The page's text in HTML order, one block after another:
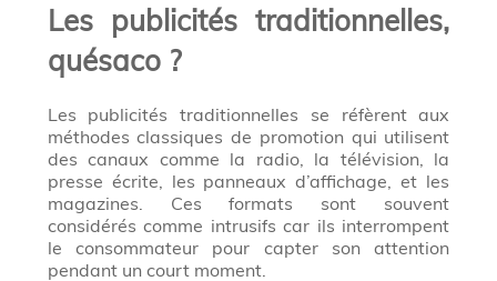
Les publicités traditionnelles,
quésaco ?
Les publicités traditionnelles se réfèrent aux
méthodes classiques de promotion qui utilisent
des canaux comme la radio, la télévision, la
presse écrite, les panneaux d’affichage, et les
magazines. Ces formats sont souvent
considérés comme intrusifs car ils interrompent
le consommateur pour capter son attention
pendant un court moment.